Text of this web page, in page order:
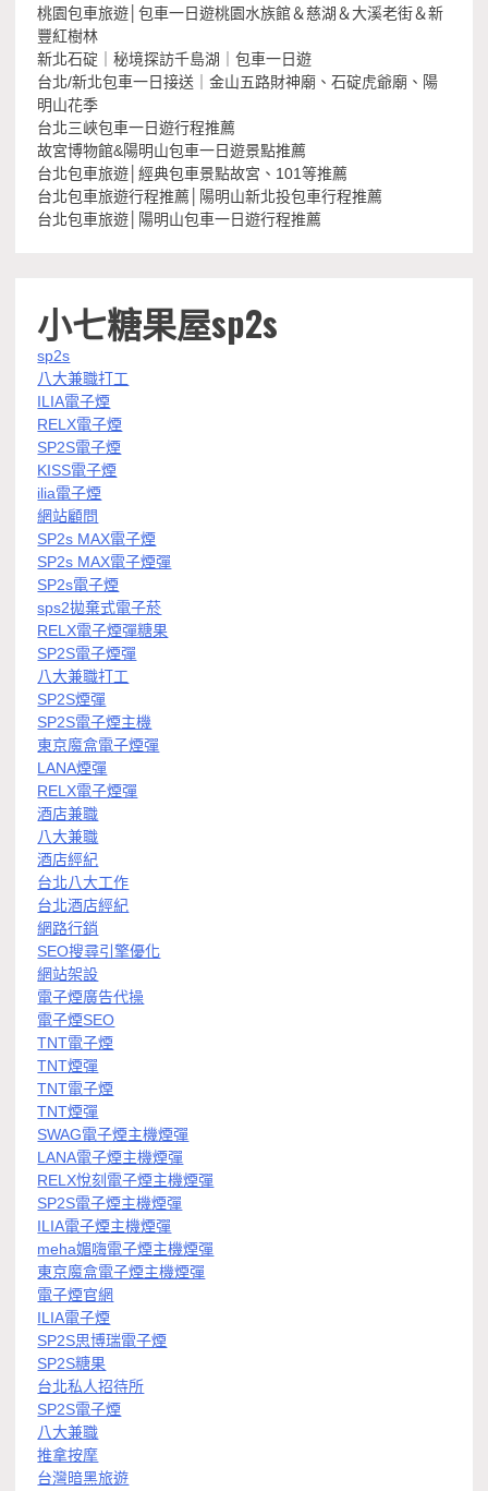
桃園包車旅遊│包車一日遊桃園水族館＆慈湖＆大溪老街＆新
豐紅樹林
新北石碇｜秘境探訪千島湖｜包車一日遊
台北/新北包車一日接送｜金山五路財神廟、石碇虎爺廟、陽
明山花季
台北三峽包車一日遊行程推薦
故宮博物館&陽明山包車一日遊景點推薦
台北包車旅遊│經典包車景點故宮、101等推薦
台北包車旅遊行程推薦│陽明山新北投包車行程推薦
台北包車旅遊│陽明山包車一日遊行程推薦
小七糖果屋sp2s
sp2s
八大兼職打工
ILIA電子煙
RELX電子煙
SP2S電子煙
KISS電子煙
ilia電子煙
網站顧問
SP2s MAX電子煙
SP2s MAX電子煙彈
SP2s電子煙
sps2拋棄式電子菸
RELX電子煙彈糖果
SP2S電子煙彈
八大兼職打工
SP2S煙彈
SP2S電子煙主機
東京魔盒電子煙彈
LANA煙彈
RELX電子煙彈
酒店兼職
八大兼職
酒店經紀
台北八大工作
台北酒店經紀
網路行銷
SEO搜尋引擎優化
網站架設
電子煙廣告代操
電子煙SEO
TNT電子煙
TNT煙彈
TNT電子煙
TNT煙彈
SWAG電子煙主機煙彈
LANA電子煙主機煙彈
RELX悅刻電子煙主機煙彈
SP2S電子煙主機煙彈
ILIA電子煙主機煙彈
meha媚嗨電子煙主機煙彈
東京魔盒電子煙主機煙彈
電子煙官網
ILIA電子煙
SP2S思博瑞電子煙
SP2S糖果
台北私人招待所
SP2S電子煙
八大兼職
推拿按摩
台灣暗黑旅遊